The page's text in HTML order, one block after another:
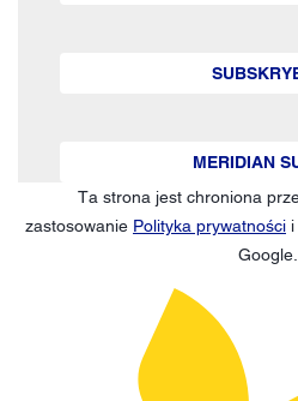
MERIDIAN
Ta strona jest chroniona
zastosowanie Polityka prywatności i
Google.